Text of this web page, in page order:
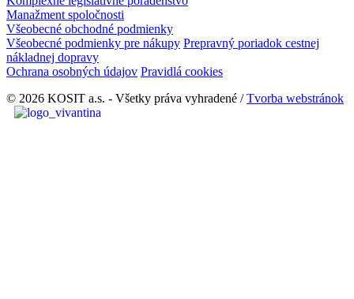
Manažment spoločnosti
Všeobecné obchodné podmienky
Všeobecné podmienky pre nákupy Prepravný poriadok cestnej
nákladnej dopravy
Ochrana osobných údajov Pravidlá cookies
© 2026 KOSIT a.s. - Všetky práva vyhradené /Tvorba webstránok